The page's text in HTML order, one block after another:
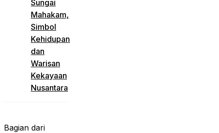
Sungai
Mahakam,
Simbol
Kehidupan
dan
Warisan
Kekayaan
Nusantara
Bagian dari